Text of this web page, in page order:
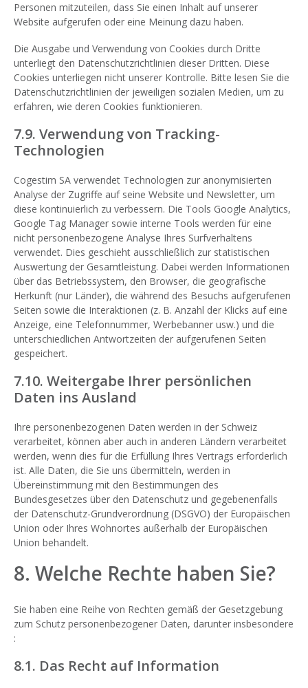
Personen mitzuteilen, dass Sie einen Inhalt auf unserer
Website aufgerufen oder eine Meinung dazu haben.
Die Ausgabe und Verwendung von Cookies durch Dritte
unterliegt den Datenschutzrichtlinien dieser Dritten. Diese
Cookies unterliegen nicht unserer Kontrolle. Bitte lesen Sie die
Datenschutzrichtlinien der jeweiligen sozialen Medien, um zu
erfahren, wie deren Cookies funktionieren.
7.9. Verwendung von Tracking-
Technologien
Cogestim SA verwendet Technologien zur anonymisierten
Analyse der Zugriffe auf seine Website und Newsletter, um
diese kontinuierlich zu verbessern. Die Tools Google Analytics,
Google Tag Manager sowie interne Tools werden für eine
nicht personenbezogene Analyse Ihres Surfverhaltens
verwendet. Dies geschieht ausschließlich zur statistischen
Auswertung der Gesamtleistung. Dabei werden Informationen
über das Betriebssystem, den Browser, die geografische
Herkunft (nur Länder), die während des Besuchs aufgerufenen
Seiten sowie die Interaktionen (z. B. Anzahl der Klicks auf eine
Anzeige, eine Telefonnummer, Werbebanner usw.) und die
unterschiedlichen Antwortzeiten der aufgerufenen Seiten
gespeichert.
7.10. Weitergabe Ihrer persönlichen
Daten ins Ausland
Ihre personenbezogenen Daten werden in der Schweiz
verarbeitet, können aber auch in anderen Ländern verarbeitet
werden, wenn dies für die Erfüllung Ihres Vertrags erforderlich
ist. Alle Daten, die Sie uns übermitteln, werden in
Übereinstimmung mit den Bestimmungen des
Bundesgesetzes über den Datenschutz und gegebenenfalls
der Datenschutz-Grundverordnung (DSGVO) der Europäischen
Union oder Ihres Wohnortes außerhalb der Europäischen
Union behandelt.
8. Welche Rechte haben Sie?
Sie haben eine Reihe von Rechten gemäß der Gesetzgebung
zum Schutz personenbezogener Daten, darunter insbesondere
:
8.1. Das Recht auf Information